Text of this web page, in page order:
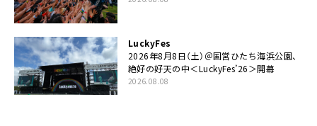
LuckyFes
2026年8月8日（土）＠国営ひたち海浜公園、
絶好の好天の中＜LuckyFes’26＞開幕
2026.08.08